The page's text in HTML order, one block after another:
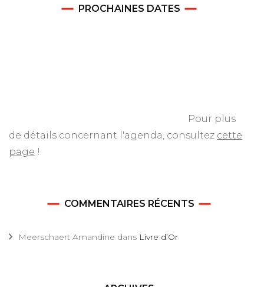
PROCHAINES DATES
Pour plus
de détails concernant l'agenda, consultez cette
page !
COMMENTAIRES RÉCENTS
Meerschaert Amandine dans Livre d’Or